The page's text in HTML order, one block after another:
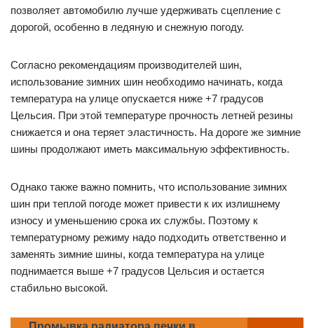
позволяет автомобилю лучше удерживать сцепление с
дорогой, особенно в ледяную и снежную погоду.
Согласно рекомендациям производителей шин,
использование зимних шин необходимо начинать, когда
температура на улице опускается ниже +7 градусов
Цельсия. При этой температуре прочность летней резины
снижается и она теряет эластичность. На дороге же зимние
шины продолжают иметь максимальную эффективность.
Однако также важно помнить, что использование зимних
шин при теплой погоде может привести к их излишнему
износу и уменьшению срока их службы. Поэтому к
температурному режиму надо подходить ответственно и
заменять зимние шины, когда температура на улице
поднимается выше +7 градусов Цельсия и остается
стабильно высокой.